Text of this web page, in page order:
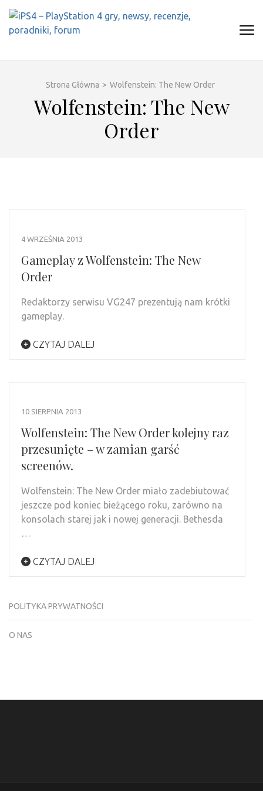
Skip
content
FORUMStrona Główna > Wolfenstein: The New Order
Wolfenstein: The New
Order
4 WRZEŚNIA 2013
Gameplay z Wolfenstein: The New
Order
Redaktorzy serwisu VG247 prezentują nam krótki
gameplay.
CZYTAJ DALEJ
10 SIERPNIA 2013
Wolfenstein: The New Order kolejny raz
przesunięte – w zamian garść
screenów.
Wolfenstein: The New Order miało zadebiutować
jeszcze pod koniec bieżącego roku, zarówno na
konsolach starej jak i nowej generacji. Bethesda
…
CZYTAJ DALEJ
POLITYKA PRYWATNOŚCI
O NAS